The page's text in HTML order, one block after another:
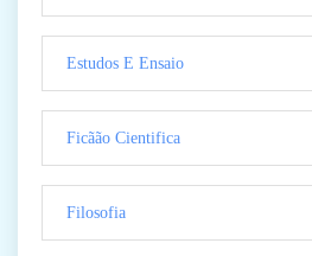
Estudos E Ensaio
Ficãão Cientifica
Filosofia